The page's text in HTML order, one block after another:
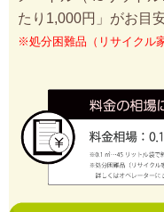
たり1,000円」がお目
※処分困難品（リサイクル